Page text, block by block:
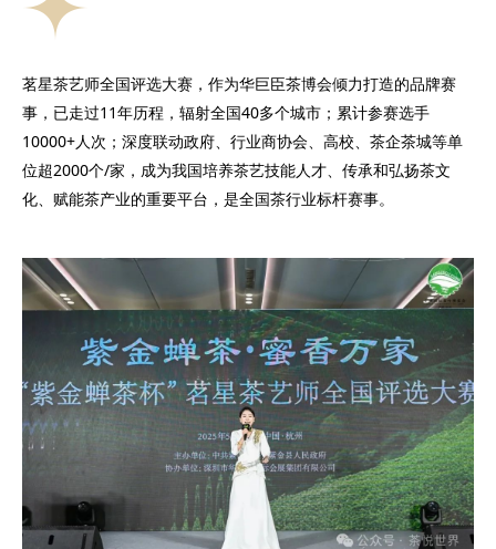
茗星茶艺师全国评选大赛，作为华巨臣茶博会倾力打造的品牌赛
事，已走过11年历程，辐射全国40多个城市；累计参赛选手
10000+人次；深度联动政府、行业商协会、高校、茶企茶城等单
位超2000个/家，成为我国培养茶艺技能人才、传承和弘扬茶文
化、赋能茶产业的重要平台，是全国茶行业标杆赛事。